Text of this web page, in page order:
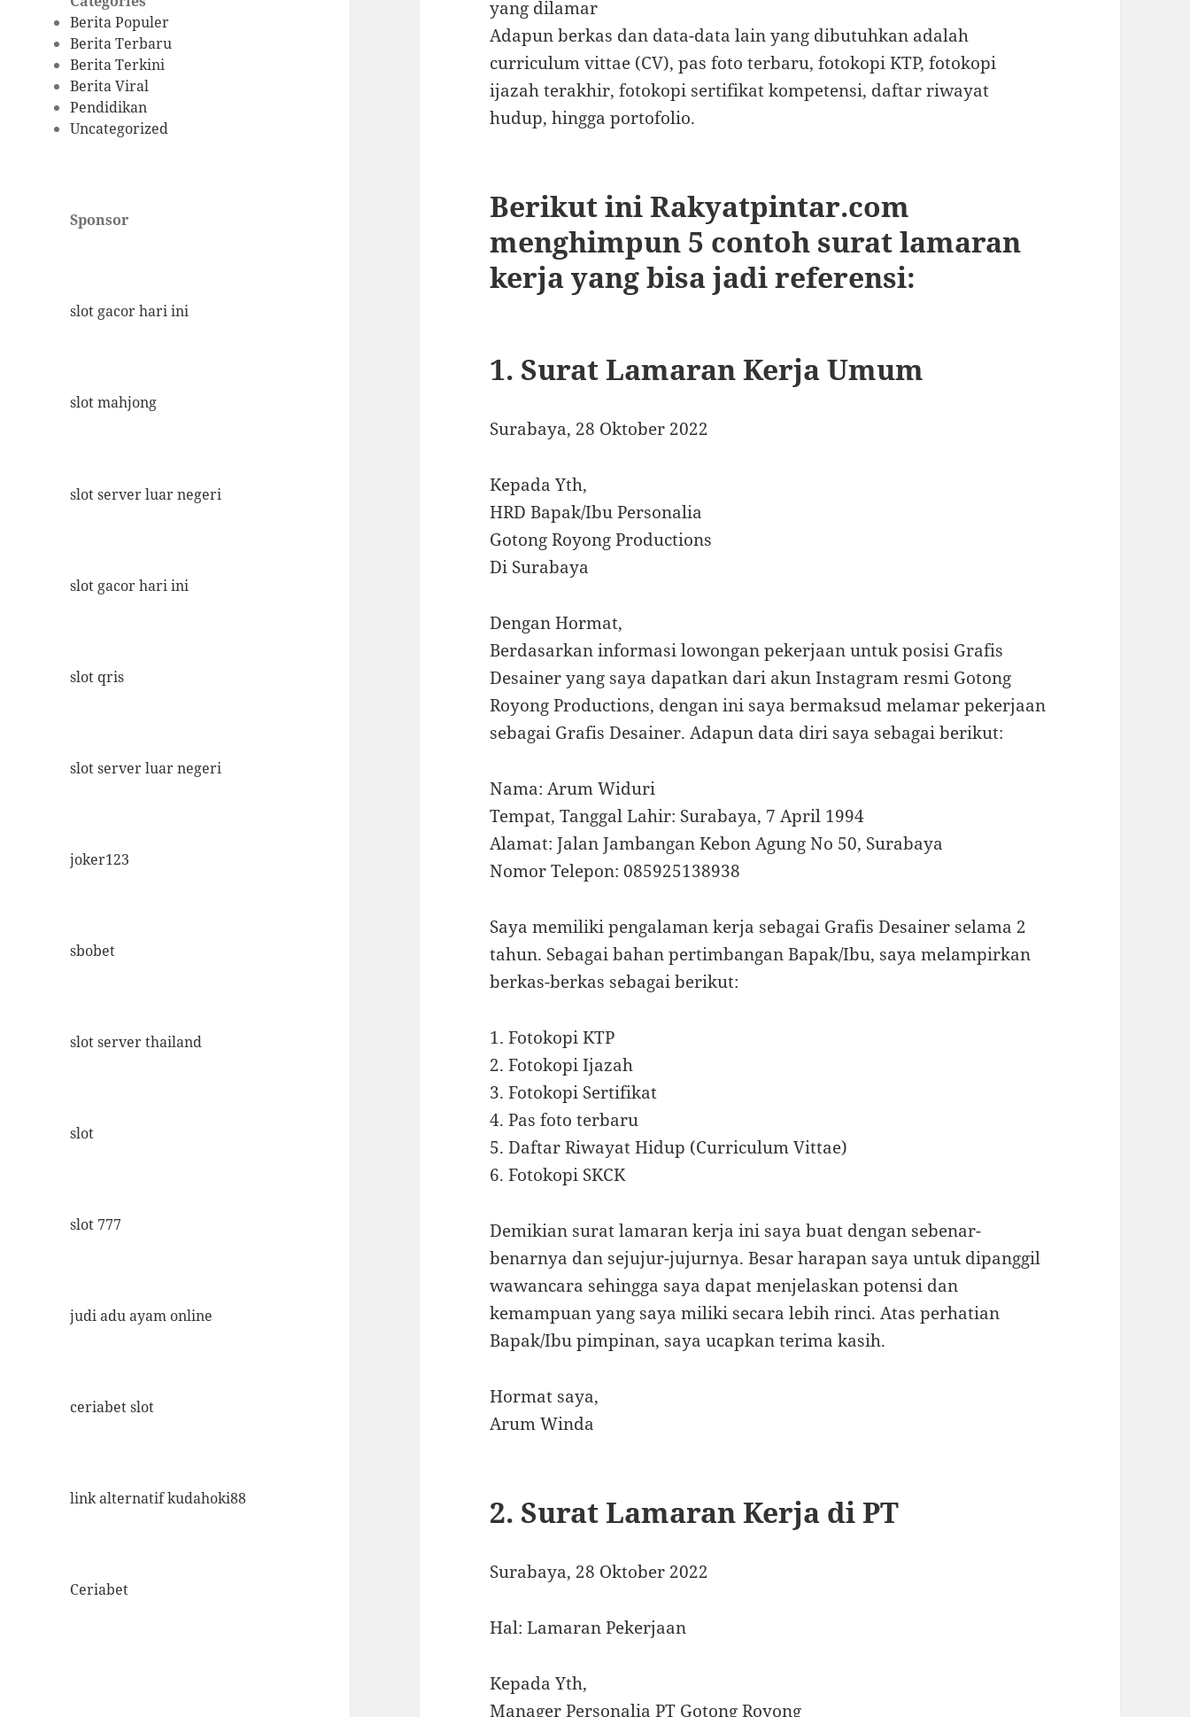
Berita Populer
Berita Terbaru
Berita Terkini
Berita Viral
Pendidikan
Uncategorized
Sponsor
slot gacor hari ini
slot mahjong
slot server luar negeri
slot gacor hari ini
slot qris
slot server luar negeri
joker123
sbobet
slot server thailand
slot
slot 777
judi adu ayam online
ceriabet slot
link alternatif kudahoki88
Ceriabet
yang dilamar
Adapun berkas dan data-data lain yang dibutuhkan adalah
curriculum vittae (CV), pas foto terbaru, fotokopi KTP, fotokopi
ijazah terakhir, fotokopi sertifikat kompetensi, daftar riwayat
hudup, hingga portofolio.
Berikut ini Rakyatpintar.com
menghimpun 5 contoh surat lamaran
kerja yang bisa jadi referensi:
1. Surat Lamaran Kerja Umum
Surabaya, 28 Oktober 2022
Kepada Yth,
HRD Bapak/Ibu Personalia
Gotong Royong Productions
Di Surabaya
Dengan Hormat,
Berdasarkan informasi lowongan pekerjaan untuk posisi Grafis
Desainer yang saya dapatkan dari akun Instagram resmi Gotong
Royong Productions, dengan ini saya bermaksud melamar pekerjaan
sebagai Grafis Desainer. Adapun data diri saya sebagai berikut:
Nama: Arum Widuri
Tempat, Tanggal Lahir: Surabaya, 7 April 1994
Alamat: Jalan Jambangan Kebon Agung No 50, Surabaya
Nomor Telepon: 085925138938
Saya memiliki pengalaman kerja sebagai Grafis Desainer selama 2
tahun. Sebagai bahan pertimbangan Bapak/Ibu, saya melampirkan
berkas-berkas sebagai berikut:
1. Fotokopi KTP
2. Fotokopi Ijazah
3. Fotokopi Sertifikat
4. Pas foto terbaru
5. Daftar Riwayat Hidup (Curriculum Vittae)
6. Fotokopi SKCK
Demikian surat lamaran kerja ini saya buat dengan sebenar-
benarnya dan sejujur-jujurnya. Besar harapan saya untuk dipanggil
wawancara sehingga saya dapat menjelaskan potensi dan
kemampuan yang saya miliki secara lebih rinci. Atas perhatian
Bapak/Ibu pimpinan, saya ucapkan terima kasih.
Hormat saya,
Arum Winda
2. Surat Lamaran Kerja di PT
Surabaya, 28 Oktober 2022
Hal: Lamaran Pekerjaan
Kepada Yth,
Manager Personalia PT Gotong Royong